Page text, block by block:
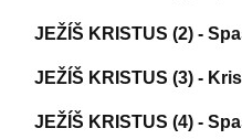
JEŽÍŠ KRISTUS (2) -
JEŽÍŠ KRISTUS (3) -
JEŽÍŠ KRISTUS (4) -